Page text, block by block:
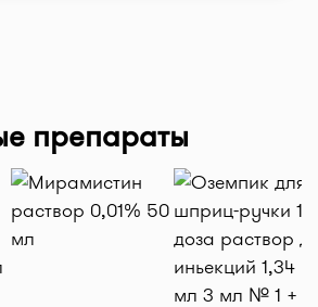
препараты